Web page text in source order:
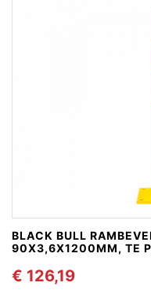
BLACK BULL
90X3,6X1200MM, TE
€ 126,19